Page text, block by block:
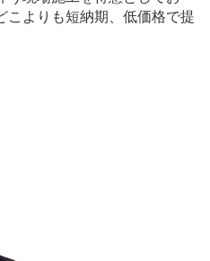
こよりも短納期、低価格で提